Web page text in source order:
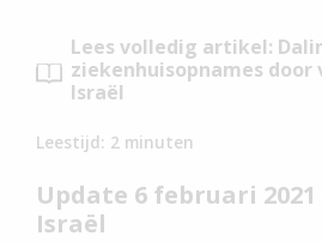
Lees volledig artikel:
ziekenhuisopnames door
Israël
Leestijd: 2 minuten
Update 6 februari
Israël